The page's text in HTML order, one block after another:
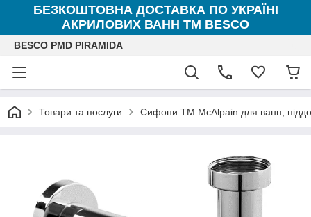
БЕЗКОШТОВНА ДОСТАВКА ПО УКРАЇНІ
АКРИЛОВИХ ВАНН ТМ BESCO
BESCO PMD PIRAMIDA
Товари та послуги Сифони ТМ McAlpain для ванн,